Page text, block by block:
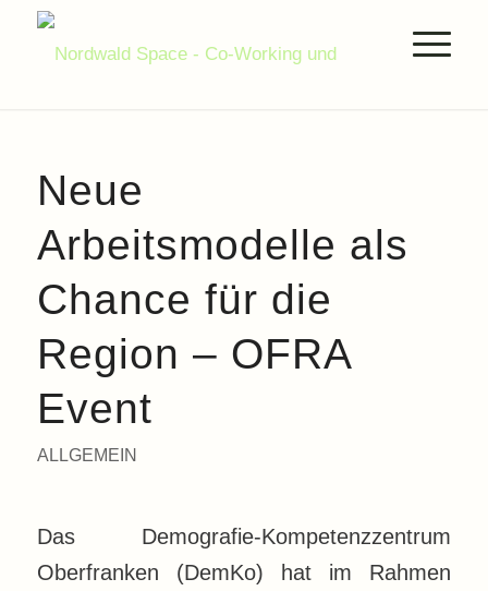
Neue
Arbeitsmodelle als
Chance für die
Region – OFRA
Event
ALLGEMEIN
Das Demografie-Kompetenzzentrum
Oberfranken (DemKo) hat im Rahmen